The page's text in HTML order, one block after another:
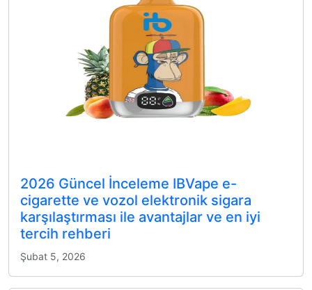
2026 Güncel İnceleme IBVape e-
cigarette ve vozol elektronik sigara
karşılaştırması ile avantajlar ve en iyi
tercih rehberi
Şubat 5, 2026